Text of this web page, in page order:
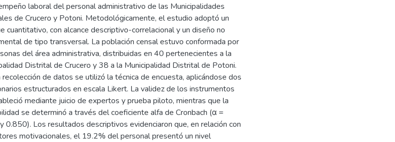
laboral del personal administrativo de las Municipalidades
de Crucero y Potoni. Metodológicamente, el estudio adoptó un
cuantitativo, con alcance descriptivo-correlacional y un diseño no
de tipo transversal. La población censal estuvo conformada por
del área administrativa, distribuidas en 40 pertenecientes a la
Distrital de Crucero y 38 a la Municipalidad Distrital de Potoni.
recolección de datos se utilizó la técnica de encuesta, aplicándose dos
estructurados en escala Likert. La validez de los instrumentos
mediante juicio de expertos y prueba piloto, mientras que la
se determinó a través del coeficiente alfa de Cronbach (α =
0.850). Los resultados descriptivos evidenciaron que, en relación con
motivacionales, el 19.2% del personal presentó un nivel